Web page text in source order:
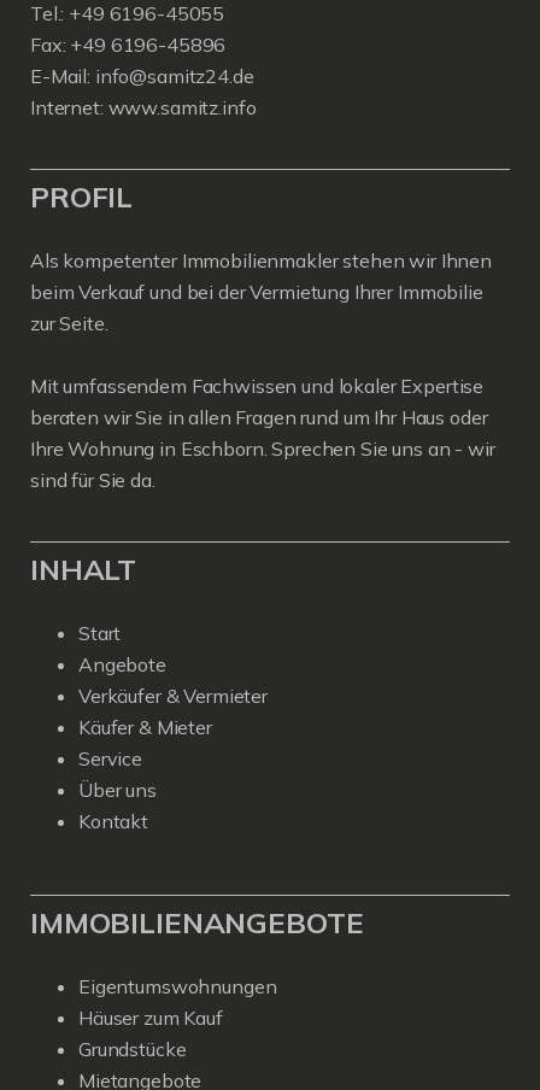
Tel.: +49 6196-45055
Fax: +49 6196-45896
E-Mail: info@samitz24.de
Internet: www.samitz.info
PROFIL
Als kompetenter Immobilienmakler stehen wir Ihnen
beim Verkauf und bei der Vermietung Ihrer Immobilie
zur Seite.
Mit umfassendem Fachwissen und lokaler Expertise
beraten wir Sie in allen Fragen rund um Ihr Haus oder
Ihre Wohnung in Eschborn. Sprechen Sie uns an - wir
sind für Sie da.
INHALT
Start
Angebote
Verkäufer & Vermieter
Käufer & Mieter
Service
Über uns
Kontakt
IMMOBILIENANGEBOTE
Eigentumswohnungen
Häuser zum Kauf
Grundstücke
Mietangebote